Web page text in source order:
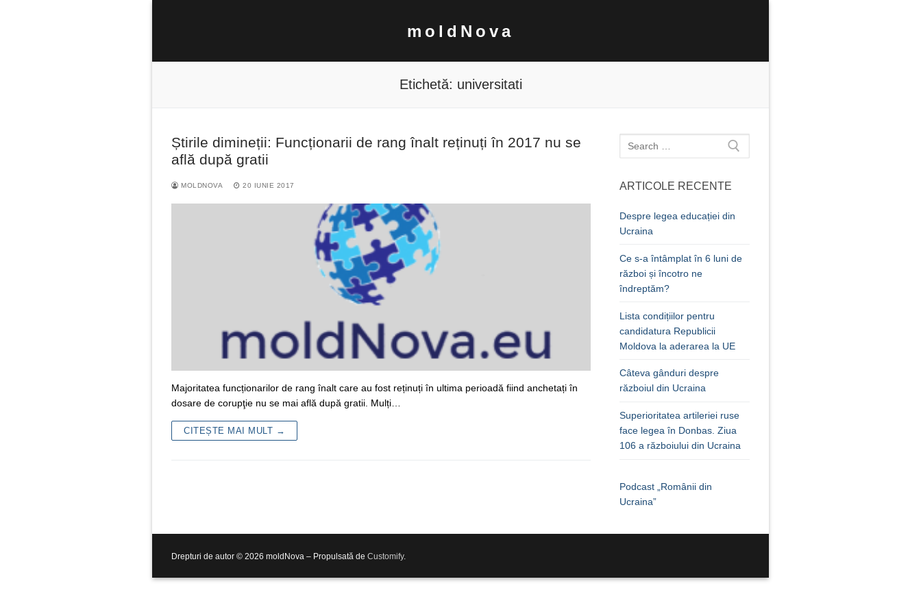
moldNova
Caută
după:
Etichetă: universitati
Știrile dimineții: Funcționarii de rang înalt reținuți în 2017 nu se
află după gratii
MOLDNOVA 20 IUNIE 2017
Majoritatea funcționarilor de rang înalt care au fost reținuți în ultima perioadă fiind anchetați în
dosare de corupţie nu se mai află după gratii. Mulți…
CITEȘTE MAI MULT →
Caută
după:
ARTICOLE RECENTE
Despre legea educației din
Ucraina
Ce s-a întâmplat în 6 luni de
război și încotro ne
îndreptăm?
Lista condițiilor pentru
candidatura Republicii
Moldova la aderarea la UE
Câteva gânduri despre
războiul din Ucraina
Superioritatea artileriei ruse
face legea în Donbas. Ziua
106 a războiului din Ucraina
Podcast „Românii din
Ucraina”
Drepturi de autor © 2026 moldNova – Propulsată de Customify.